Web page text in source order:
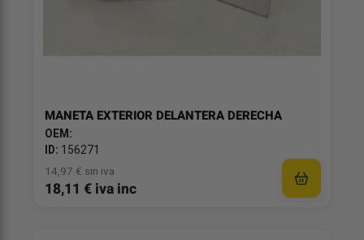
MANETA EXTERIOR DELANTERA DERECHA
OEM:
ID: 156271
14,97 € sin iva
18,11 € iva inc